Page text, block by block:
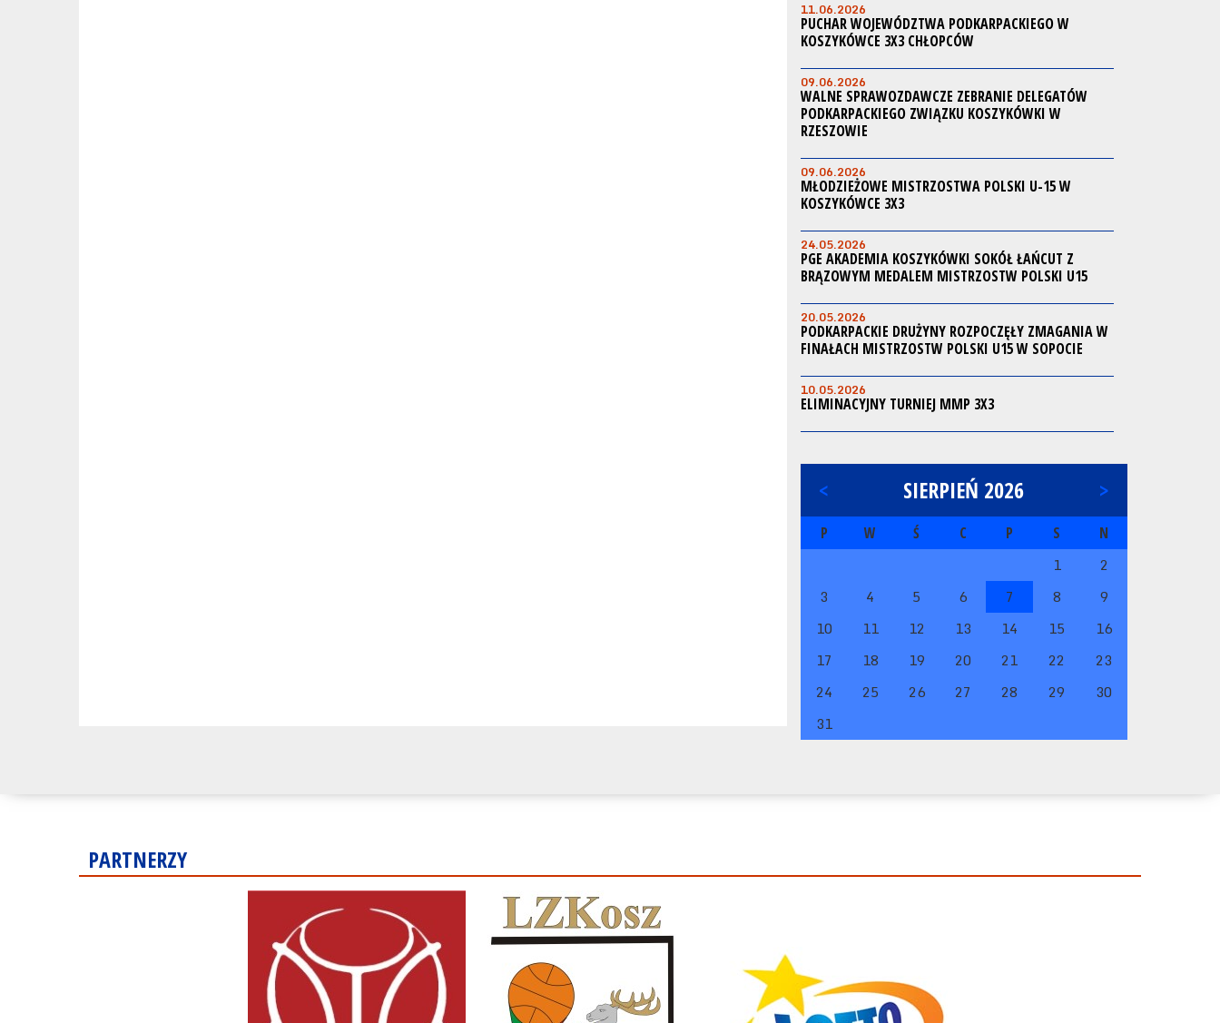
11.06.2026
PUCHAR WOJEWÓDZTWA PODKARPACKIEGO W
KOSZYKÓWCE 3X3 CHŁOPCÓW
09.06.2026
WALNE SPRAWOZDAWCZE ZEBRANIE DELEGATÓW
PODKARPACKIEGO ZWIĄZKU KOSZYKÓWKI W
RZESZOWIE
09.06.2026
MŁODZIEŻOWE MISTRZOSTWA POLSKI U-15 W
KOSZYKÓWCE 3X3
24.05.2026
PGE AKADEMIA KOSZYKÓWKI SOKÓŁ ŁAŃCUT Z
BRĄZOWYM MEDALEM MISTRZOSTW POLSKI U15
20.05.2026
PODKARPACKIE DRUŻYNY ROZPOCZĘŁY ZMAGANIA W
FINAŁACH MISTRZOSTW POLSKI U15 W SOPOCIE
10.05.2026
ELIMINACYJNY TURNIEJ MMP 3X3
< SIERPIEŃ 2026 >
P W Ś C P S N
1
2
3
4 5 6 7 8
9
10
11 12 13 14 15
16
17
18 19 20 21 22
23
24
25 26 27 28 29
30
31
PARTNERZY